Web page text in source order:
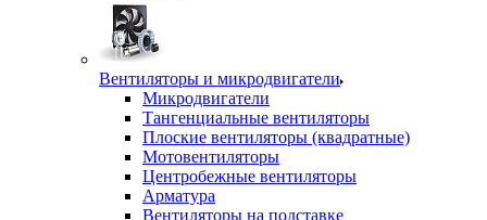
Вентиляторы и микродвигатели
Микродвигатели
Тангенциальные вентиляторы
Плоские вентиляторы (квадратные)
Мотовентиляторы
Центробежные вентиляторы
Арматура
Вентиляторы на подставке